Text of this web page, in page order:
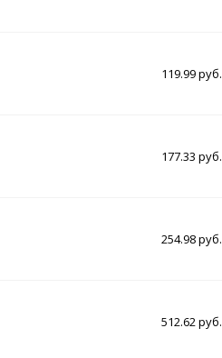
119.99 руб.
177.33 руб.
254.98 руб.
512.62 руб.